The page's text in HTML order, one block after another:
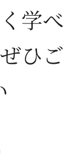
学べ
ひご